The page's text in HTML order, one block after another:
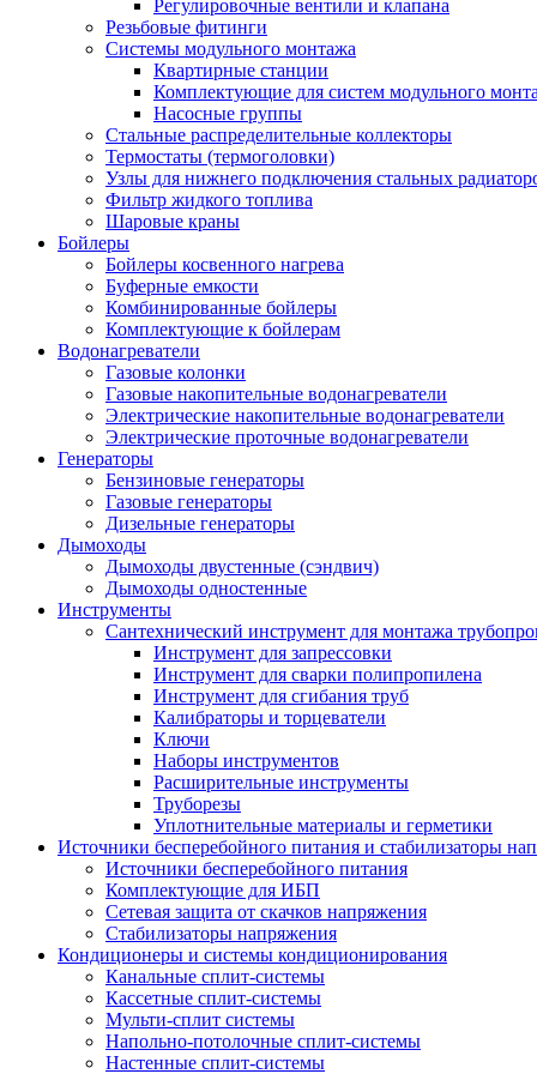
Регулировочные вентили и клапана
Резьбовые фитинги
Системы модульного монтажа
Квартирные станции
Комплектующие для систем модульного
Насосные группы
Стальные распределительные коллекторы
Термостаты (термоголовки)
Узлы для нижнего подключения стальных
Фильтр жидкого топлива
Шаровые краны
Бойлеры
Бойлеры косвенного нагрева
Буферные емкости
Комбинированные бойлеры
Комплектующие к бойлерам
Водонагреватели
Газовые колонки
Газовые накопительные водонагреватели
Электрические накопительные водонагреватели
Электрические проточные водонагреватели
Генераторы
Бензиновые генераторы
Газовые генераторы
Дизельные генераторы
Дымоходы
Дымоходы двустенные (сэндвич)
Дымоходы одностенные
Инструменты
Сантехнический инструмент для монтажа
Инструмент для запрессовки
Инструмент для сварки полипропилена
Инструмент для сгибания труб
Калибраторы и торцеватели
Ключи
Наборы инструментов
Расширительные инструменты
Труборезы
Уплотнительные материалы и герметики
Источники бесперебойного питания и стабилизаторы
Источники бесперебойного питания
Комплектующие для ИБП
Сетевая защита от скачков напряжения
Стабилизаторы напряжения
Кондиционеры и системы кондиционирования
Канальные сплит-системы
Кассетные сплит-системы
Мульти-сплит системы
Напольно-потолочные сплит-системы
Настенные сплит-системы